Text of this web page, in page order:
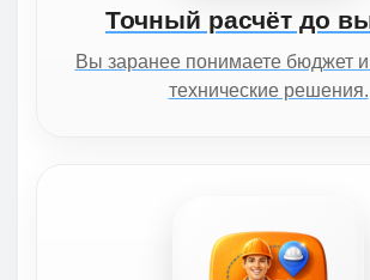
Точный расчёт до
Вы заранее понимаете бюджет
технические решения.